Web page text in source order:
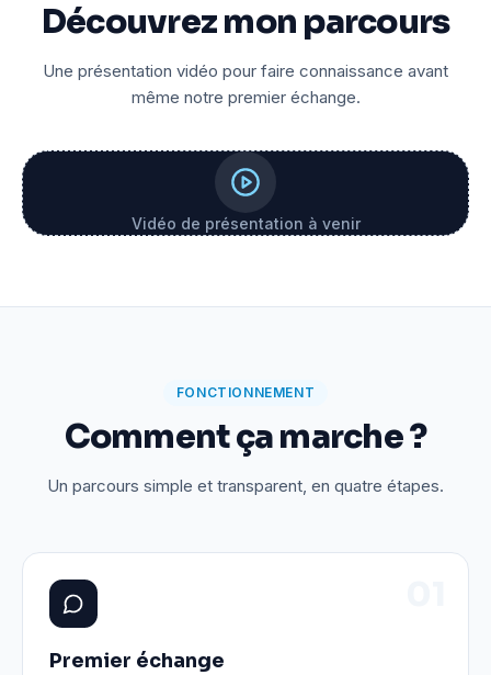
Découvrez mon parcours
Une présentation vidéo pour faire connaissance avant
même notre premier échange.
Vidéo de présentation à venir
FONCTIONNEMENT
Comment ça marche ?
Un parcours simple et transparent, en quatre étapes.
Premier échange